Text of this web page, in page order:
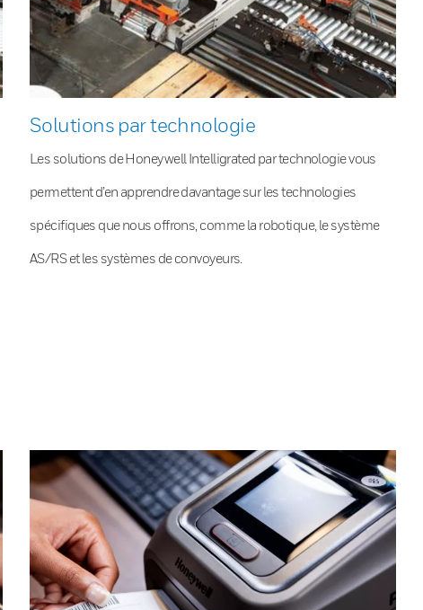
Solutions par technologie
Les solutions de Honeywell Intelligrated par technologie vous
permettent d’en apprendre davantage sur les technologies
spécifiques que nous offrons, comme la robotique, le système
AS/RS et les systèmes de convoyeurs.